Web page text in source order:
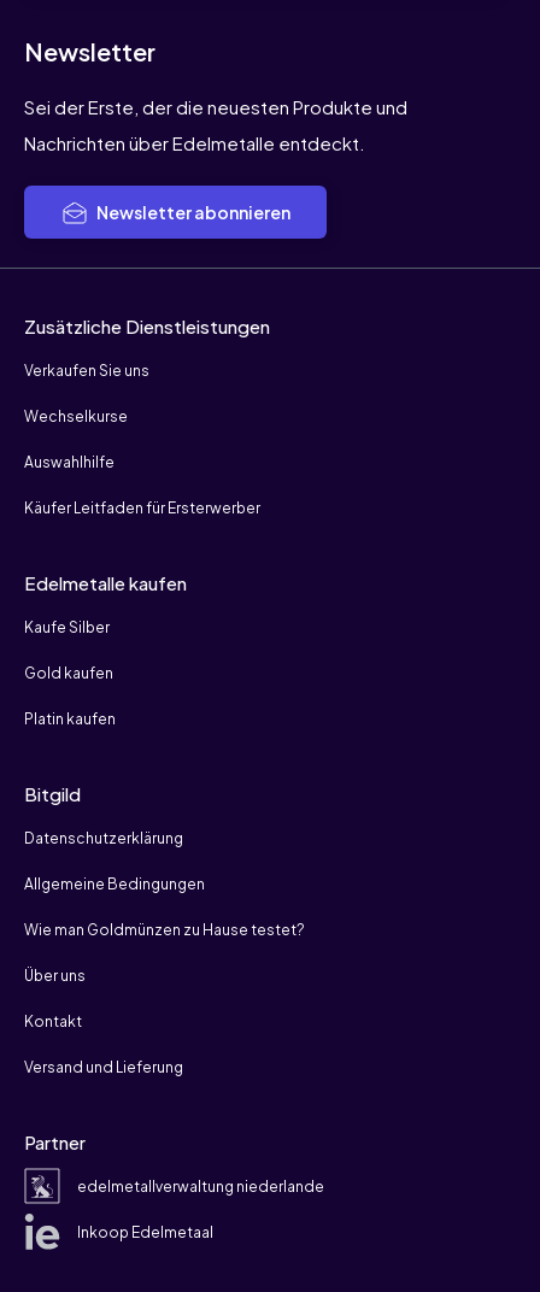
Newsletter
Sei der Erste, der die neuesten Produkte und
Nachrichten über Edelmetalle entdeckt.
Newsletter abonnieren
Zusätzliche Dienstleistungen
Verkaufen Sie uns
Wechselkurse
Auswahlhilfe
Käufer Leitfaden für Ersterwerber
Edelmetalle kaufen
Kaufe Silber
Gold kaufen
Platin kaufen
Bitgild
Datenschutzerklärung
Allgemeine Bedingungen
Wie man Goldmünzen zu Hause testet?
Über uns
Kontakt
Versand und Lieferung
Partner
edelmetallverwaltung niederlande
Inkoop Edelmetaal